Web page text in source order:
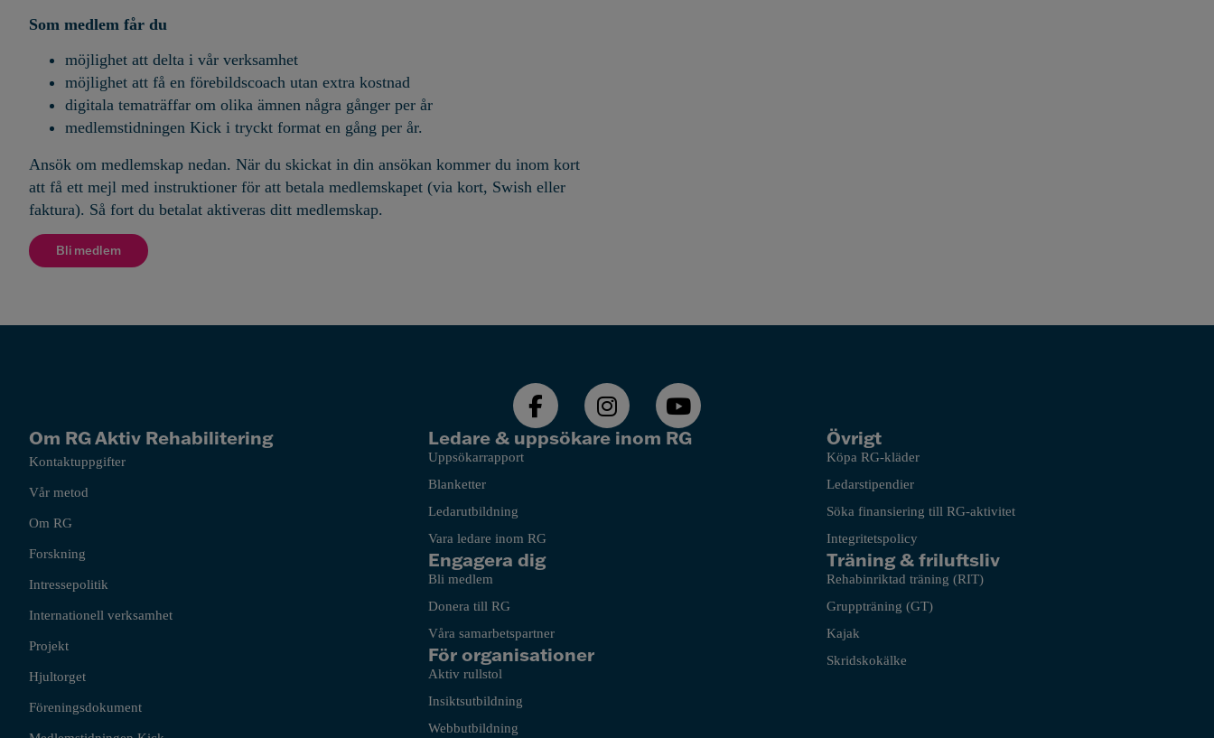
Som medlem får du
möjlighet att delta i vår verksamhet
möjlighet att få en förebildscoach utan extra kostnad
digitala tematräffar om olika ämnen några gånger per år
medlemstidningen Kick i tryckt format en gång per år.
Ansök om medlemskap nedan. När du skickat in din ansökan kommer du inom kort
att få ett mejl med instruktioner för att betala medlemskapet (via kort, Swish eller
faktura). Så fort du betalat aktiveras ditt medlemskap.
Bli medlem
Om RG Aktiv Rehabilitering
Kontaktuppgifter
Vår metod
Om RG
Forskning
Intressepolitik
Internationell verksamhet
Projekt
Hjultorget
Föreningsdokument
Ledare & uppsökare inom RG
Uppsökarrapport
Blanketter
Ledarutbildning
Vara ledare inom RG
Engagera dig
Bli medlem
Donera till RG
Våra samarbetspartner
För organisationer
Aktiv rullstol
Insiktsutbildning
Webbutbildning
Övrigt
Köpa RG-kläder
Ledarstipendier
Söka finansiering till RG-aktivitet
Integritetspolicy
Träning & friluftsliv
Rehabinriktad träning (RIT)
Gruppträning (GT)
Kajak
Skridskokälke